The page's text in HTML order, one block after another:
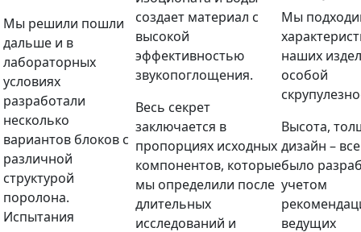
Мы решили пошли
дальше и в
лабораторных
условиях
разработали
несколько
вариантов блоков с
различной
структурой
поролона.
Испытания
создает материал с
высокой
эффективностью
звукопоглощения.
Весь секрет
заключается в
пропорциях исходных
компонентов, которые
мы определили после
длительных
исследований и
Мы
наших
особой
Высота,
дизайн –
было
учетом
ведущих